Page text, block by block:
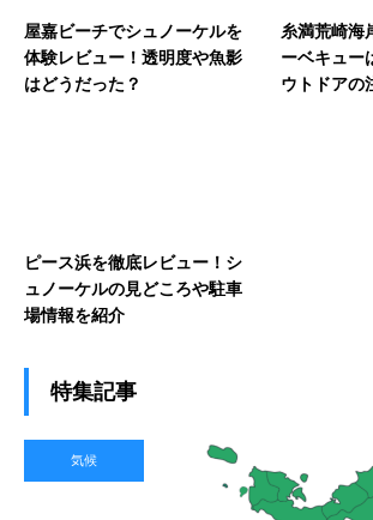
屋嘉ビーチでシュノーケルを
体験レビュー！透明度や魚影
はどうだった？
糸満荒崎海
ーベキュー
ウトドアの
ピース浜を徹底レビュー！シ
ュノーケルの見どころや駐車
場情報を紹介
特集記事
気候